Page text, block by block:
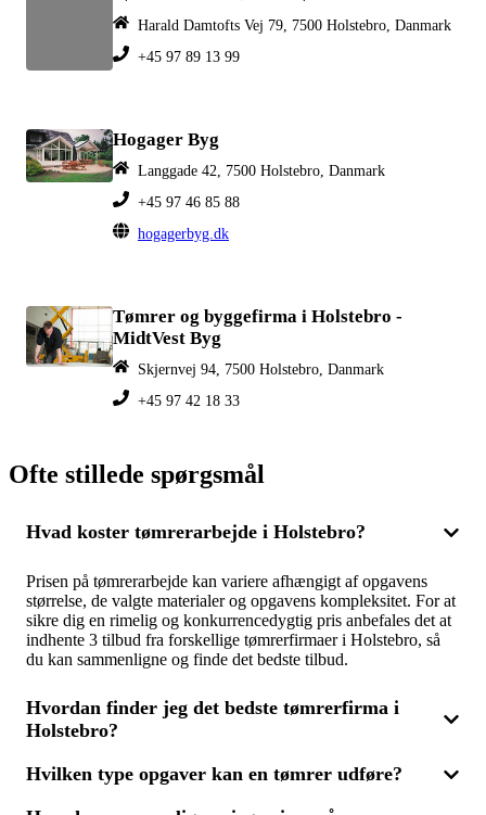
Harald Damtofts Vej 79, 7500 Holstebro, Danmark
+45 97 89 13 99
Hogager Byg
Langgade 42, 7500 Holstebro, Danmark
+45 97 46 85 88
hogagerbyg.dk
Tømrer og byggefirma i Holstebro -
MidtVest Byg
Skjernvej 94, 7500 Holstebro, Danmark
+45 97 42 18 33
Ofte stillede spørgsmål
Hvad koster tømrerarbejde i Holstebro?
Prisen på tømrerarbejde kan variere afhængigt af opgavens
størrelse, de valgte materialer og opgavens kompleksitet. For at
sikre dig en rimelig og konkurrencedygtig pris anbefales det at
indhente 3 tilbud fra forskellige tømrerfirmaer i Holstebro, så
du kan sammenligne og finde det bedste tilbud.
Hvordan finder jeg det bedste tømrerfirma i
Holstebro?
For at vælge det bedste tømrerfirma til dit projekt kan du
Hvilken type opgaver kan en tømrer udføre?